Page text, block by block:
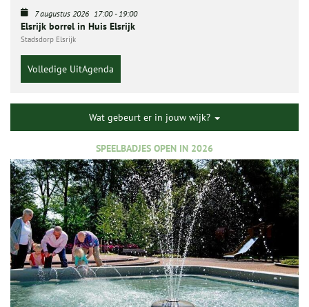
7 augustus 2026 17:00-19:00
Elsrijk borrel in Huis Elsrijk
Stadsdorp Elsrijk
Volledige UitAgenda
Wat gebeurt er in jouw wijk?
SPEELBADJES OPEN IN 2026